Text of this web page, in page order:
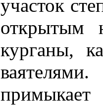
участок
открытым
курганы,